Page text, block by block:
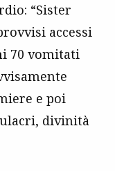
“Sister
accessi
70 vomitati
e poi
divinità